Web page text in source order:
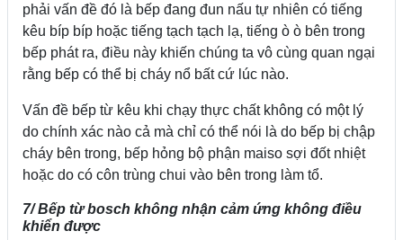
phải vấn đề đó là bếp đang đun nấu tự nhiên có tiếng
kêu bíp bíp hoặc tiếng tạch tạch lạ, tiếng ò ò bên trong
bếp phát ra, điều này khiến chúng ta vô cùng quan ngại
rằng bếp có thể bị cháy nổ bất cứ lúc nào.
Vấn đề bếp từ kêu khi chạy thực chất không có một lý
do chính xác nào cả mà chỉ có thể nói là do bếp bị chập
cháy bên trong, bếp hỏng bộ phận maiso sợi đốt nhiệt
hoặc do có côn trùng chui vào bên trong làm tổ.
7/ Bếp từ bosch không nhận cảm ứng không điều
khiển được